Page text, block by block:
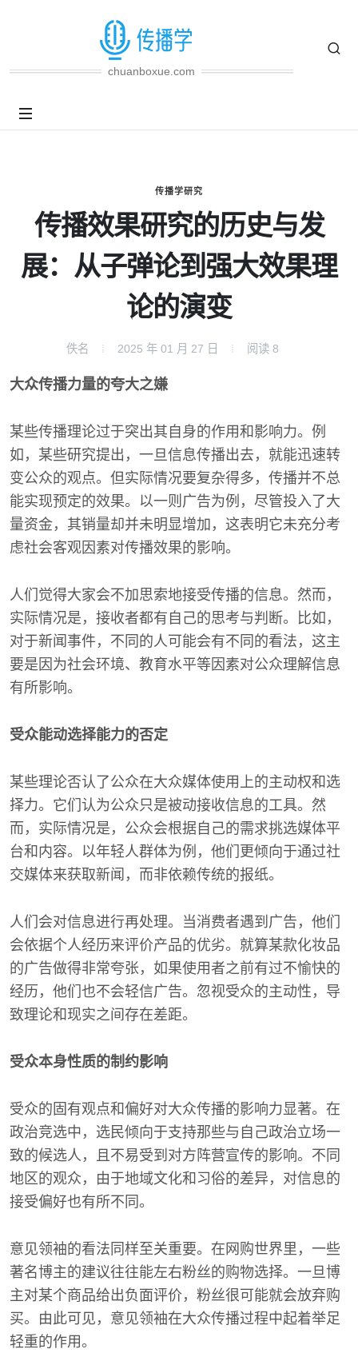
chuanboxue.com
传播学研究
传播效果研究的历史与发
展：从子弹论到强大效果理
论的演变
佚名 2025 年 01 月 27 日 阅读 8
大众传播力量的夸大之嫌
某些传播理论过于突出其自身的作用和影响力。例
如，某些研究提出，一旦信息传播出去，就能迅速转
变公众的观点。但实际情况要复杂得多，传播并不总
能实现预定的效果。以一则广告为例，尽管投入了大
量资金，其销量却并未明显增加，这表明它未充分考
虑社会客观因素对传播效果的影响。
人们觉得大家会不加思索地接受传播的信息。然而，
实际情况是，接收者都有自己的思考与判断。比如，
对于新闻事件，不同的人可能会有不同的看法，这主
要是因为社会环境、教育水平等因素对公众理解信息
有所影响。
受众能动选择能力的否定
某些理论否认了公众在大众媒体使用上的主动权和选
择力。它们认为公众只是被动接收信息的工具。然
而，实际情况是，公众会根据自己的需求挑选媒体平
台和内容。以年轻人群体为例，他们更倾向于通过社
交媒体来获取新闻，而非依赖传统的报纸。
人们会对信息进行再处理。当消费者遇到广告，他们
会依据个人经历来评价产品的优劣。就算某款化妆品
的广告做得非常夸张，如果使用者之前有过不愉快的
经历，他们也不会轻信广告。忽视受众的主动性，导
致理论和现实之间存在差距。
受众本身性质的制约影响
受众的固有观点和偏好对大众传播的影响力显著。在
政治竞选中，选民倾向于支持那些与自己政治立场一
致的候选人，且不易受到对方阵营宣传的影响。不同
地区的观众，由于地域文化和习俗的差异，对信息的
接受偏好也有所不同。
意见领袖的看法同样至关重要。在网购世界里，一些
著名博主的建议往往能左右粉丝的购物选择。一旦博
主对某个商品给出负面评价，粉丝很可能就会放弃购
买。由此可见，意见领袖在大众传播过程中起着举足
轻重的作用。